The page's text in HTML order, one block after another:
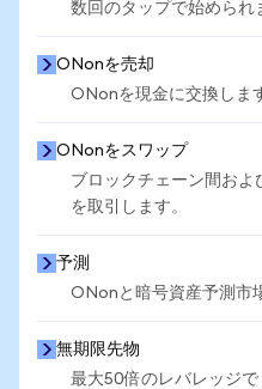
数回のタップで始められ
ONonを売却
ONonを現金に交換しま
ONonをスワップ
ブロックチェーン間お
を取引します。
予測
ONonと暗号資産予測市
無期限先物
最大50倍のレバレッジ